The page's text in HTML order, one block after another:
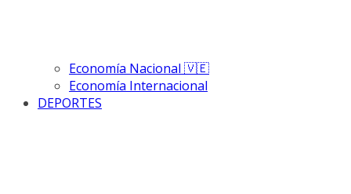
Economía Nacional 🇻🇪
Economía Internacional
DEPORTES